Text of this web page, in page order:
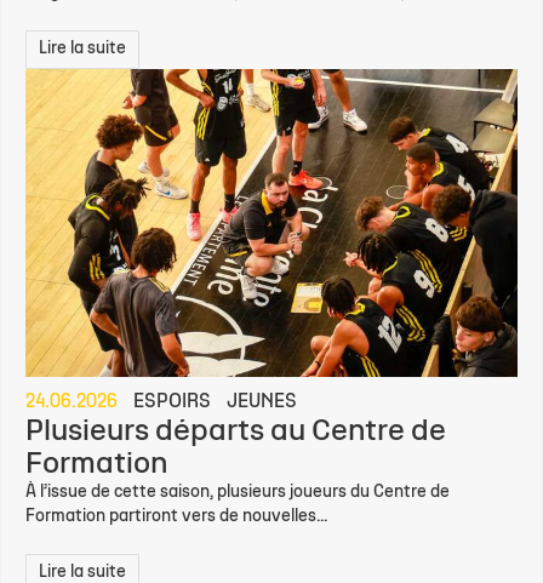
Lire la suite
24.06.2026 ESPOIRS JEUNES
Plusieurs départs au Centre de
Formation
À l’issue de cette saison, plusieurs joueurs du Centre de
Formation partiront vers de nouvelles...
Lire la suite